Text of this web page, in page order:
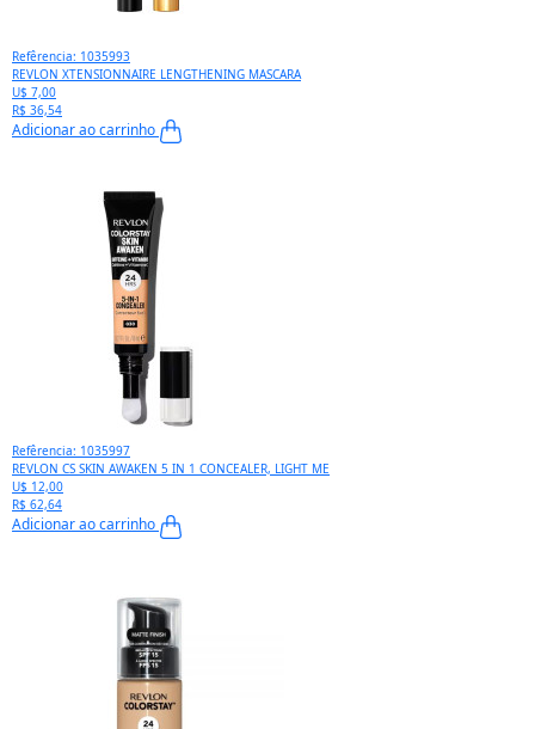
Refêrencia: 1035993
REVLON XTENSIONNAIRE LENGTHENING MASCARA
U$ 7,00
R$ 36,54
Adicionar ao carrinho
Refêrencia: 1035997
REVLON CS SKIN AWAKEN 5 IN 1 CONCEALER, LIGHT ME
U$ 12,00
R$ 62,64
Adicionar ao carrinho